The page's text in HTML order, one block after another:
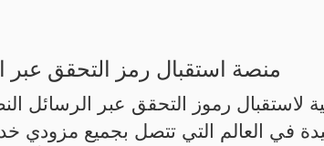
منصة استقبال رمز التحقق عبر
في العالم التي تتصل بجميع مزودي